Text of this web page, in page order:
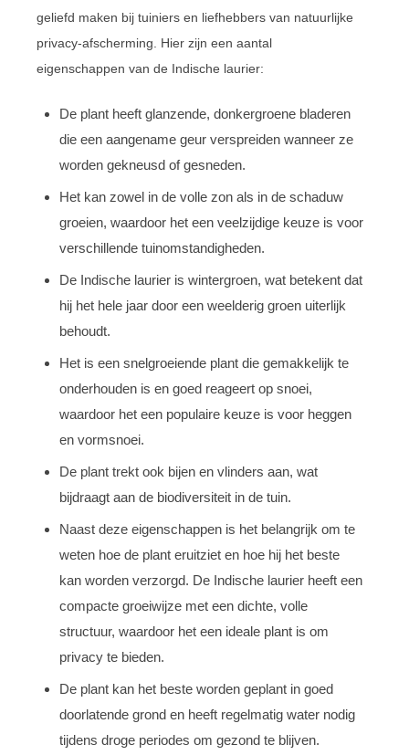
geliefd maken bij tuiniers en liefhebbers van natuurlijke
privacy-afscherming. Hier zijn een aantal
eigenschappen van de Indische laurier:
De plant heeft glanzende, donkergroene bladeren
die een aangename geur verspreiden wanneer ze
worden gekneusd of gesneden.
Het kan zowel in de volle zon als in de schaduw
groeien, waardoor het een veelzijdige keuze is voor
verschillende tuinomstandigheden.
De Indische laurier is wintergroen, wat betekent dat
hij het hele jaar door een weelderig groen uiterlijk
behoudt.
Het is een snelgroeiende plant die gemakkelijk te
onderhouden is en goed reageert op snoei,
waardoor het een populaire keuze is voor heggen
en vormsnoei.
De plant trekt ook bijen en vlinders aan, wat
bijdraagt aan de biodiversiteit in de tuin.
Naast deze eigenschappen is het belangrijk om te
weten hoe de plant eruitziet en hoe hij het beste
kan worden verzorgd. De Indische laurier heeft een
compacte groeiwijze met een dichte, volle
structuur, waardoor het een ideale plant is om
privacy te bieden.
De plant kan het beste worden geplant in goed
doorlatende grond en heeft regelmatig water nodig
tijdens droge periodes om gezond te blijven.